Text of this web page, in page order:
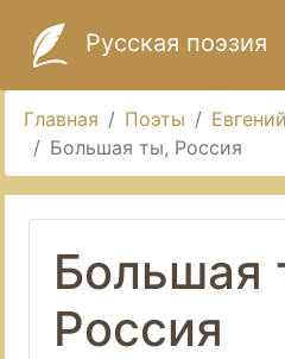
Русская поэзия
Главная Поэты
Большая ты, Россия
Большая
Россия